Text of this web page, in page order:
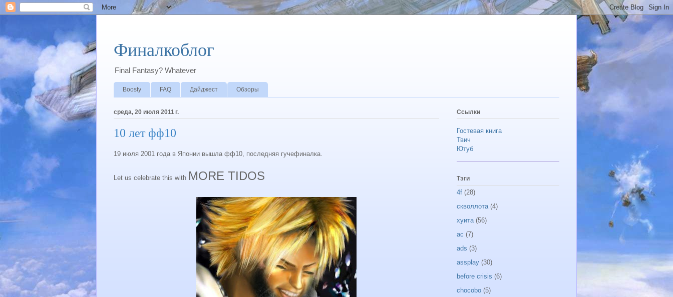
Финалкоблог
Final Fantasy? Whatever
Boosty FAQ Дайджест Обзоры
среда, 20 июля 2011 г.
10 лет фф10
19 июля 2001 года в Японии вышла фф10, последняя гучефиналка.
Let us celebrate this with MORE TIDOS
Ссылки
Гостевая книга
Твич
Ютуб
Тэги
4f (28)
скволлота (4)
хуита (56)
ac (7)
ads (3)
assplay (30)
before crisis (6)
chocobo (5)